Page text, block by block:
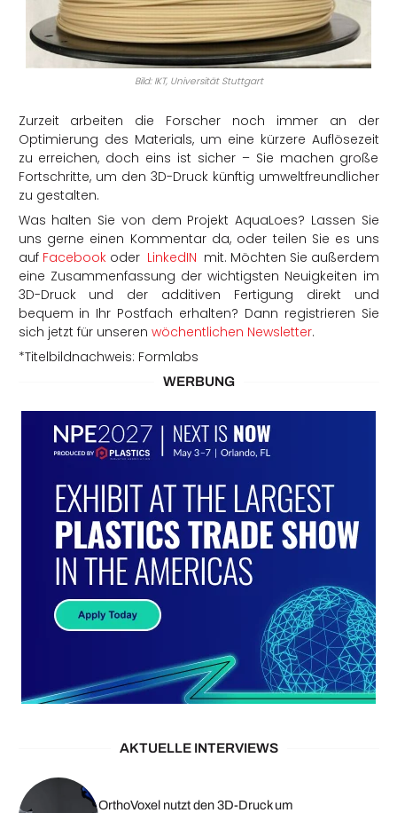
Bild: IKT, Universität Stuttgart
Zurzeit arbeiten die Forscher noch immer an der
Optimierung des Materials, um eine kürzere Auflösezeit
zu erreichen, doch eins ist sicher – Sie machen große
Fortschritte, um den 3D-Druck künftig umweltfreundlicher
zu gestalten.
Was halten Sie von dem Projekt AquaLoes? Lassen Sie
uns gerne einen Kommentar da, oder teilen Sie es uns
auf Facebookoder LinkedIN mit. Möchten Sie außerdem
eine Zusammenfassung der wichtigsten Neuigkeiten im
3D-Druck und der additiven Fertigung direkt und
bequem in Ihr Postfach erhalten? Dann registrieren Sie
sich jetzt für unseren wöchentlichen Newsletter.
*Titelbildnachweis: Formlabs
WERBUNG
AKTUELLE INTERVIEWS
OrthoVoxel nutzt den 3D-Druck um